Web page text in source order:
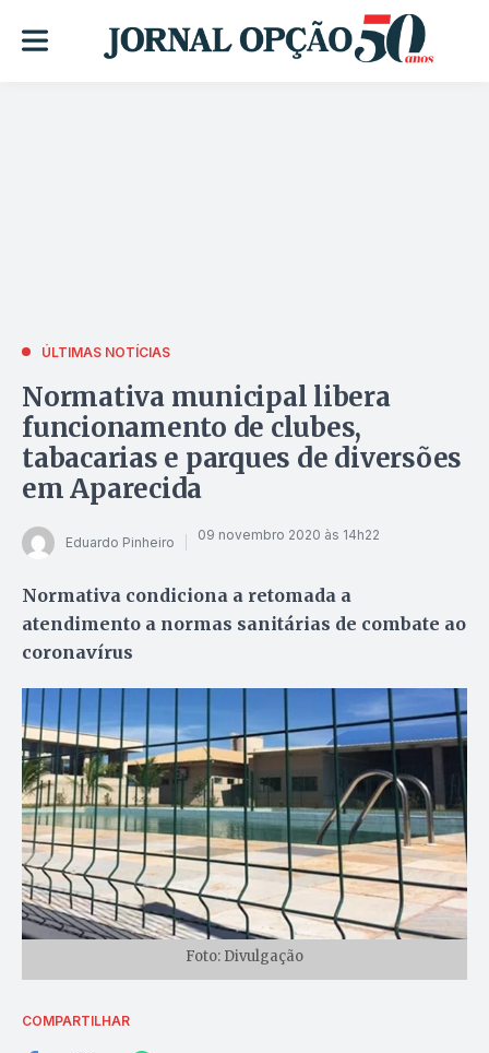
ÚLTIMAS NOTÍCIAS
Normativa municipal libera
funcionamento de clubes,
tabacarias e parques de diversões
em Aparecida
Eduardo Pinheiro 09 novembro 2020 às 14h22
Normativa condiciona a retomada a
atendimento a normas sanitárias de combate ao
coronavírus
Foto: Divulgação
COMPARTILHAR